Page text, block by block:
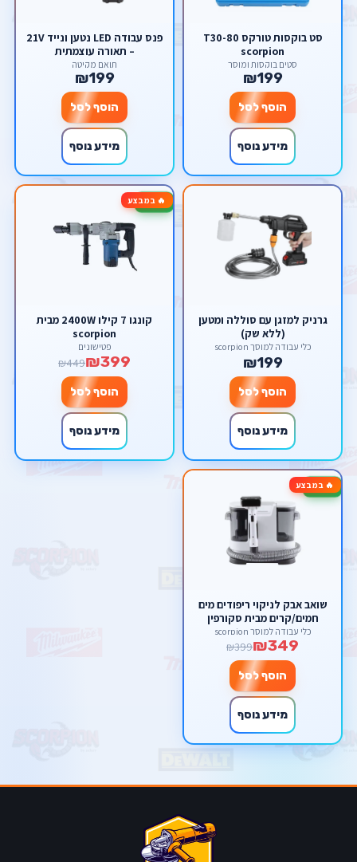
סט בוקסות טורקס T30-80
scorpion
סטים בוקסות ומוסך
₪199
הוסף לסל
מידע נוסף
פנס עבודה LED נטען ונייד 21V
– תאורה עוצמתית
תואם מקיטה
₪199
הוסף לסל
מידע נוסף
גרניק למזגן עם סוללה ומטען
(ללא שק)
כלי עבודה למוסך scorpion
₪199
הוסף לסל
מידע נוסף
🔥 במבצע-11%
קונגו 7 קילו 2400W מבית
scorpion
פטישונים
₪399
₪449
הוסף לסל
מידע נוסף
🔥 במבצע-13%
שואב אבק לניקוי ריפודים מים
חמים/קרים מבית סקורפין
כלי עבודה למוסך scorpion
₪349
₪399
הוסף לסל
מידע נוסף